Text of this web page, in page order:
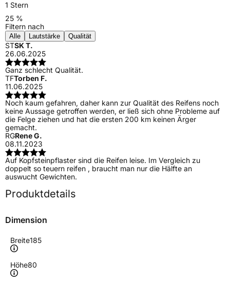
1 Stern
25 %
Filtern nach
Alle Lautstärke Qualität
STSK T.
26.06.2025
Ganz schlecht Qualität.
TFTorben F.
11.06.2025
Noch kaum gefahren, daher kann zur Qualität des Reifens noch
keine Aussage getroffen werden, er ließ sich ohne Probleme auf
die Felge ziehen und hat die ersten 200 km keinen Ärger
gemacht.
RGRene G.
08.11.2023
Auf Kopfsteinpflaster sind die Reifen leise. Im Vergleich zu
doppelt so teuern reifen , braucht man nur die Hälfte an
auswucht Gewichten.
Produktdetails
Dimension
Breite185
Höhe80